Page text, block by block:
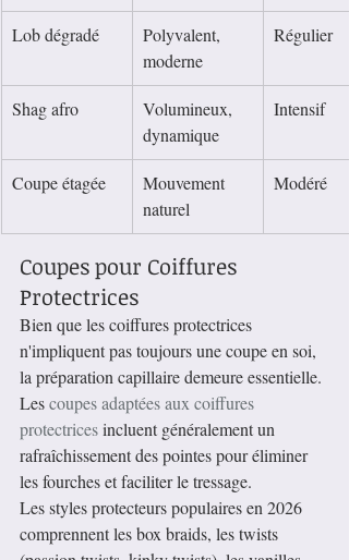
Lob dégradé
Polyvalent,
moderne
Régulier
Shag afro
Volumineux,
dynamique
Intensif
Coupe étagée
Mouvement
naturel
Modéré
Coupes pour Coiffures
Protectrices
Bien que les coiffures protectrices
n'impliquent pas toujours une coupe en soi,
la préparation capillaire demeure essentielle.
Les coupes adaptées aux coiffures
protectrices incluent généralement un
rafraîchissement des pointes pour éliminer
les fourches et faciliter le tressage.
Les styles protecteurs populaires en 2026
comprennent les box braids, les twists